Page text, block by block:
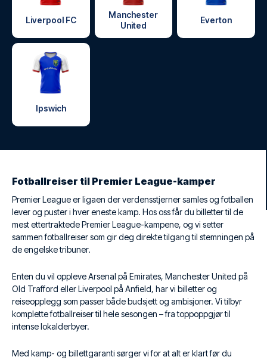
Liverpool FC
Manchester
United
Everton
Ipswich
Fotballreiser til Premier League-kamper
Premier League er ligaen der verdensstjerner samles og fotballen
lever og puster i hver eneste kamp. Hos oss får du billetter til de
mest ettertraktede Premier League-kampene, og vi setter
sammen fotballreiser som gir deg direkte tilgang til stemningen på
de engelske tribuner.
Enten du vil oppleve Arsenal på Emirates, Manchester United på
Old Trafford eller Liverpool på Anfield, har vi billetter og
reiseopplegg som passer både budsjett og ambisjoner. Vi tilbyr
komplette fotballreiser til hele sesongen – fra toppoppgjør til
intense lokalderbyer.
Med kamp- og billettgaranti sørger vi for at alt er klart før du